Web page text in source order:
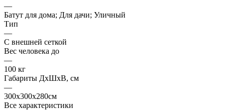
—
Батут для дома; Для дачи; Уличный
Тип
—
С внешней сеткой
Вес человека до
—
100 кг
Габариты ДхШхВ, см
—
300х300х280см
Все характеристики